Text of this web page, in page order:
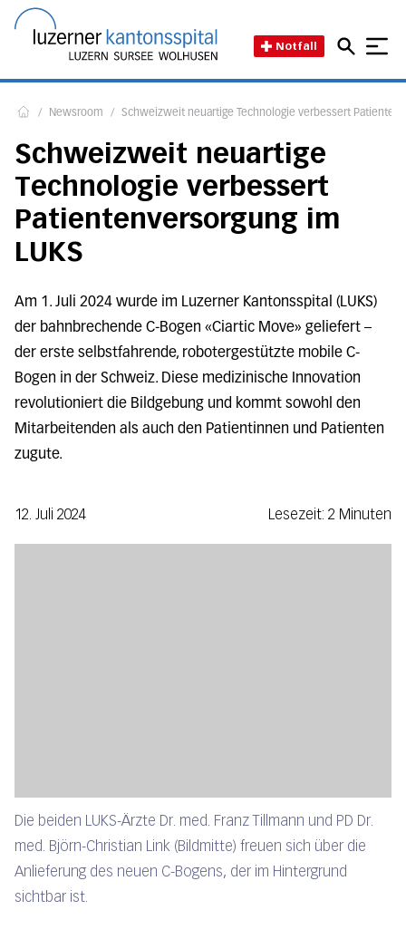
Notfall
/ Newsroom / Schweizweit neuartige Technologie verbessert
Schweizweit neuartige
Technologie verbessert
Patientenversorgung im
LUKS
Am 1. Juli 2024 wurde im Luzerner Kantonsspital (LUKS)
der bahnbrechende C-Bogen «Ciartic Move» geliefert –
der erste selbstfahrende, robotergestützte mobile C-
Bogen in der Schweiz. Diese medizinische Innovation
revolutioniert die Bildgebung und kommt sowohl den
Mitarbeitenden als auch den Patientinnen und Patienten
zugute.
12. Juli 2024 Lesezeit: 2 Minuten
Die beiden LUKS-Ärzte Dr. med. Franz Tillmann und PD Dr.
med. Björn-Christian Link (Bildmitte) freuen sich über die
Anlieferung des neuen C-Bogens, der im Hintergrund
sichtbar ist.